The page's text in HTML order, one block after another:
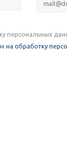
персональных
на обработку